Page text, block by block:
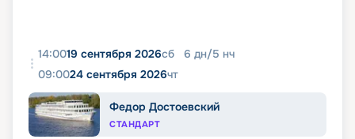
14:0019 сентября 2026сб 6 дн/5 нч
09:0024 сентября 2026чт
Федор Достоевский
СТАНДАРТ